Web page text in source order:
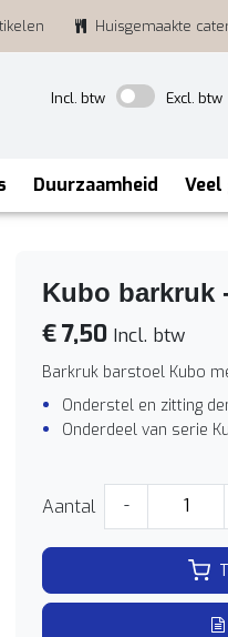
Huisgemaakte
Incl. btw
Excl. btw
Duurzaamheid
Kubo barkruk
€ 7,50 Incl. btw
Barkruk barstoel Kubo
Onderstel en zitting
Onderdeel van serie
Aantal -